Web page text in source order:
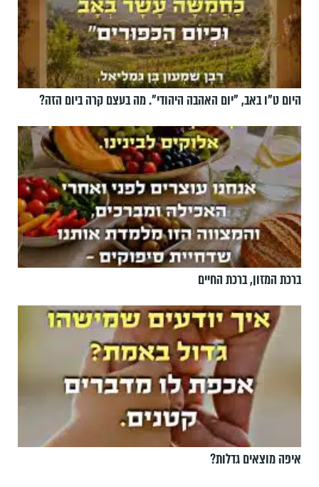
היום ט"ו באב, ”יום האהבה היהודי". מה בעצם קרה ביום הזה?
ברכת המזון, ברכת החיים
איפה מוצאים גדלות?